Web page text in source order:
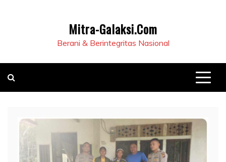
Mitra-Galaksi.Com
Berani & Berintegritas Nasional